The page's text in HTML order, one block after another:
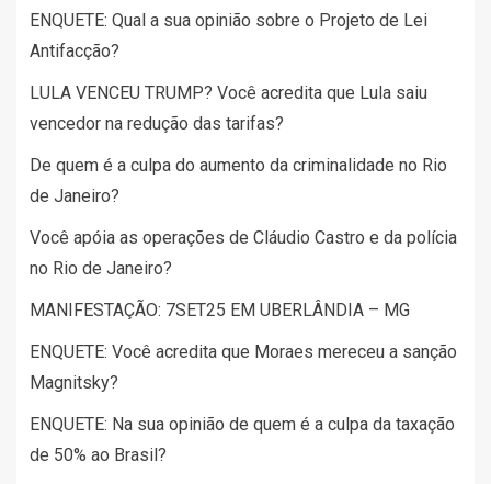
ENQUETE: Qual a sua opinião sobre o Projeto de Lei
Antifacção?
LULA VENCEU TRUMP? Você acredita que Lula saiu
vencedor na redução das tarifas?
De quem é a culpa do aumento da criminalidade no Rio
de Janeiro?
Você apóia as operações de Cláudio Castro e da polícia
no Rio de Janeiro?
MANIFESTAÇÃO: 7SET25 EM UBERLÂNDIA – MG
ENQUETE: Você acredita que Moraes mereceu a sanção
Magnitsky?
ENQUETE: Na sua opinião de quem é a culpa da taxação
de 50% ao Brasil?